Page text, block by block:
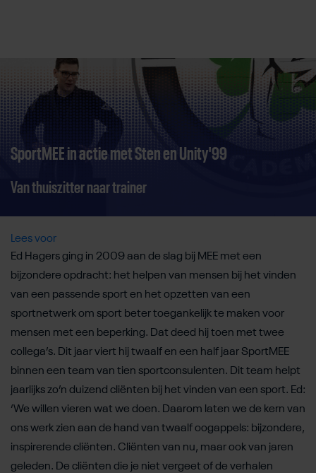
Direct door naar content
SportMEE in actie met Sten en Unity'99
Van thuiszitter naar trainer
Lees voor
Ed Hagers ging in 2009 aan de slag bij MEE met een
bijzondere opdracht: het helpen van mensen bij het vinden
van een passende sport en het opzetten van een
sportnetwerk om sport beter toegankelijk te maken voor
mensen met een beperking. Dat deed hij toen met twee
collega’s. Dit jaar viert hij twaalf en een half jaar SportMEE
binnen een team van tien sportconsulenten. Dit team helpt
jaarlijks zo’n duizend cliënten bij het vinden van een sport. Ed:
‘We willen vieren wat we doen. Daarom laten we de kern van
ons werk zien aan de hand van twaalf oogappels: bijzondere,
inspirerende cliënten. Cliënten van nu, maar ook van jaren
geleden. De cliënten die je niet vergeet of de verhalen